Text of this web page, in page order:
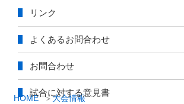
HOME
大会情報
リンク
よくあるお問合わせ
お問合わせ
試合に対する意見書